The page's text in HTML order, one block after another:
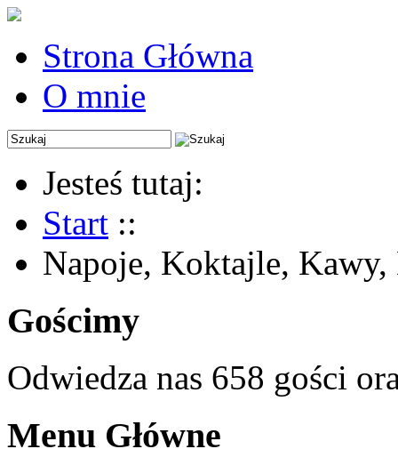
Strona Główna
O mnie
Jesteś tutaj:
Start ::
Napoje, Koktajle, Kawy,
Gościmy
Odwiedza nas 658 gości
Menu Główne